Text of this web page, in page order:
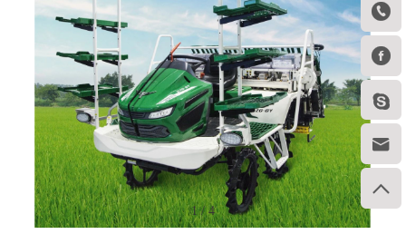





1/4